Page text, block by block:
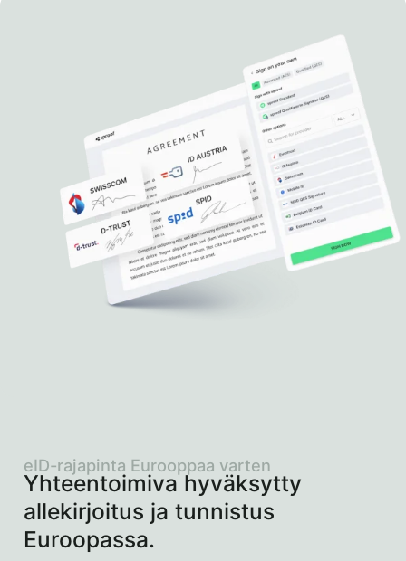
Yhteentoimiva hyväksytty
allekirjoitus ja tunnistus
Euroopassa.
eID-rajapinta Eurooppaa varten